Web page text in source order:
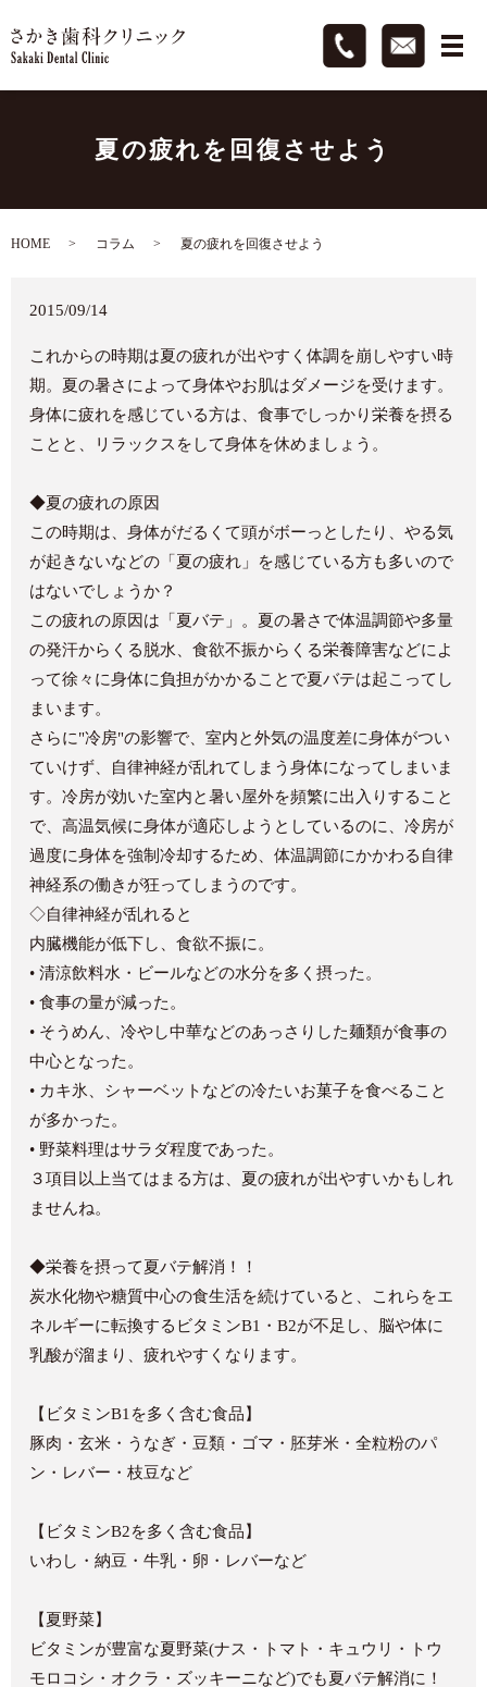
夏の疲れを回復させよう
HOME コラム 夏の疲れを回復させよう
2015/09/14
これからの時期は夏の疲れが出やすく体調を崩しやすい時
期。夏の暑さによって身体やお肌はダメージを受けます。
身体に疲れを感じている方は、食事でしっかり栄養を摂る
ことと、リラックスをして身体を休めましょう。
◆夏の疲れの原因
この時期は、身体がだるくて頭がボーっとしたり、やる気
が起きないなどの「夏の疲れ」を感じている方も多いので
はないでしょうか？
この疲れの原因は「夏バテ」。夏の暑さで体温調節や多量
の発汗からくる脱水、食欲不振からくる栄養障害などによ
って徐々に身体に負担がかかることで夏バテは起こってし
まいます。
さらに"冷房"の影響で、室内と外気の温度差に身体がつい
ていけず、自律神経が乱れてしまう身体になってしまいま
す。冷房が効いた室内と暑い屋外を頻繁に出入りすること
で、高温気候に身体が適応しようとしているのに、冷房が
過度に身体を強制冷却するため、体温調節にかかわる自律
神経系の働きが狂ってしまうのです。
◇自律神経が乱れると
内臓機能が低下し、食欲不振に。
• 清涼飲料水・ビールなどの水分を多く摂った。
• 食事の量が減った。
• そうめん、冷やし中華などのあっさりした麺類が食事の
中心となった。
• カキ氷、シャーベットなどの冷たいお菓子を食べること
が多かった。
• 野菜料理はサラダ程度であった。
３項目以上当てはまる方は、夏の疲れが出やすいかもしれ
ませんね。
◆栄養を摂って夏バテ解消！！
炭水化物や糖質中心の食生活を続けていると、これらをエ
ネルギーに転換するビタミンB1・B2が不足し、脳や体に
乳酸が溜まり、疲れやすくなります。
【ビタミンB1を多く含む食品】
豚肉・玄米・うなぎ・豆類・ゴマ・胚芽米・全粒粉のパ
ン・レバー・枝豆など
【ビタミンB2を多く含む食品】
いわし・納豆・牛乳・卵・レバーなど
【夏野菜】
ビタミンが豊富な夏野菜(ナス・トマト・キュウリ・トウ
モロコシ・オクラ・ズッキーニなど)でも夏バテ解消に！